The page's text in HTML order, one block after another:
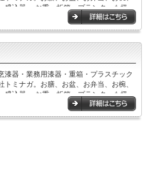
盛込器,、お重、折箱、プランターも扱っ
漆器・業務用漆器・重箱・プラスチック
トミナガ。お膳、お盆、お弁当、お椀、
盛込器,、お重、折箱、プランターも扱っ